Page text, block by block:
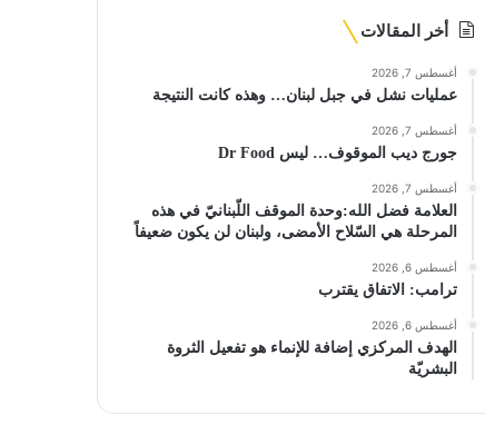
أخر المقالات
أغسطس 7, 2026
عمليات نشل في جبل لبنان… وهذه كانت النتيجة
أغسطس 7, 2026
جورج ديب الموقوف… ليس Dr Food
أغسطس 7, 2026
العلامة فضل الله:وحدة الموقف اللّبنانيّ في هذه
المرحلة هي السّلاح الأمضى، ولبنان لن يكون ضعيفاً
أغسطس 6, 2026
ترامب: الاتفاق يقترب
أغسطس 6, 2026
الهدف المركزي إضافة للإنماء هو تفعيل الثروة
البشريّة